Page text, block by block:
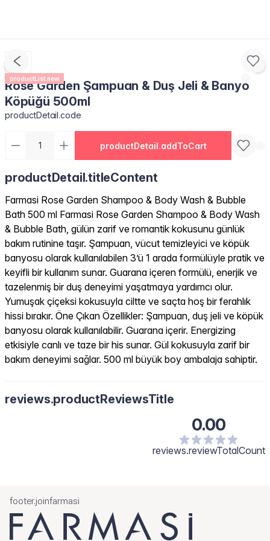
productList.new
Rose Garden Şampuan & Duş Jeli & Banyo
Köpüğü 500ml
productDetail.code
productDetail.addToCart
productDetail.titleContent
Farmasi Rose Garden Shampoo & Body Wash & Bubble
Bath 500 ml Farmasi Rose Garden Shampoo & Body Wash
& Bubble Bath, gülün zarif ve romantik kokusunu günlük
bakım rutinine taşır. Şampuan, vücut temizleyici ve köpük
banyosu olarak kullanılabilen 3’ü 1 arada formülüyle pratik ve
keyifli bir kullanım sunar. Guarana içeren formülü, enerjik ve
tazelenmiş bir duş deneyimi yaşatmaya yardımcı olur.
Yumuşak çiçeksi kokusuyla ciltte ve saçta hoş bir ferahlık
hissi bırakır. Öne Çıkan Özellikler: Şampuan, duş jeli ve köpük
banyosu olarak kullanılabilir. Guarana içerir. Energizing
etkisiyle canlı ve taze bir his sunar. Gül kokusuyla zarif bir
bakım deneyimi sağlar. 500 ml büyük boy ambalaja sahiptir.
reviews.productReviewsTitle
0.00
reviews.reviewTotalCount
footer.joinfarmasi